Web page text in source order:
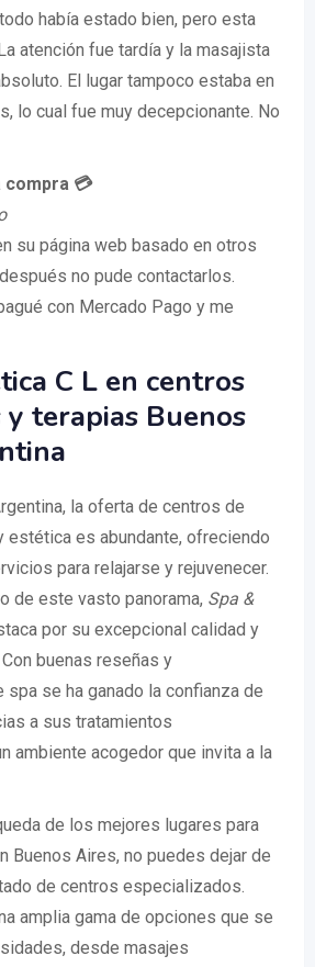
había estado bien, pero esta
atención fue tardía y la masajista
El lugar tampoco estaba en
lo cual fue muy decepcionante. No
compra 💳
su página web basado en otros
no pude contactarlos.
con Mercado Pago y me
C L en centros
y terapias Buenos
la oferta de centros de
estética es abundante, ofreciendo
para relajarse y rejuvenecer.
de este vasto panorama, Spa &
por su excepcional calidad y
buenas reseñas y
se ha ganado la confianza de
a sus tratamientos
ambiente acogedor que invita a la
de los mejores lugares para
Buenos Aires, no puedes dejar de
de centros especializados.
amplia gama de opciones que se
desde masajes